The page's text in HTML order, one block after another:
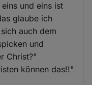
und eins ist
glaube ich
auch dem
und
Christ?"
können das!!"